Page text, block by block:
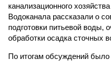
канализационного
Водоканала рассказали о
подготовки питьевой воды,
обработки осадка сточных
По итогам обсуждений